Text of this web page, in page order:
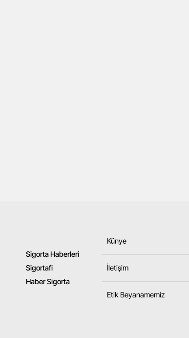
Tokat
Tunceli
Şanlıurfa
Sigorta Haberleri
Sigortafi
Haber Sigorta
Künye
İletişim
Etik Beyanamemiz